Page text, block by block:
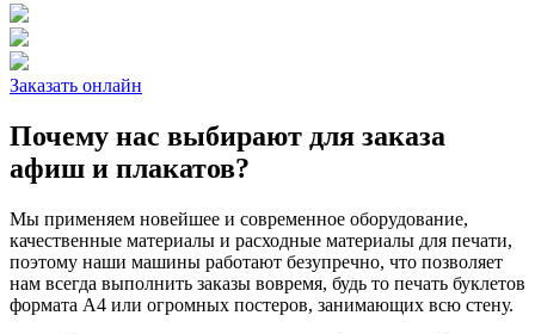
Заказать онлайн
Почему нас выбирают для заказа
афиш и плакатов?
Мы применяем новейшее и современное оборудование,
качественные материалы и расходные материалы для печати,
поэтому наши машины работают безупречно, что позволяет
нам всегда выполнить заказы вовремя, будь то печать буклетов
формата А4 или огромных постеров, занимающих всю стену.